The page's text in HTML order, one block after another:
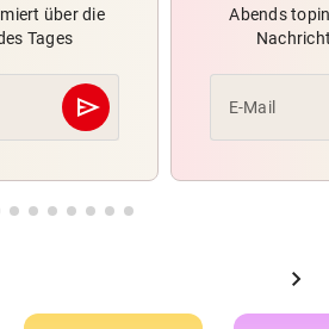
über die
Tages
send
Abschicken
Abends
E-Mail
chevron_right